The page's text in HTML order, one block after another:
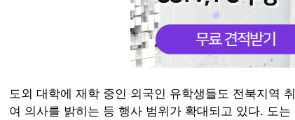
도외 대학에 재학 중인 외국인 유학생들도 전북지역
여 의사를 밝히는 등 행사 범위가 확대되고 있다. 도